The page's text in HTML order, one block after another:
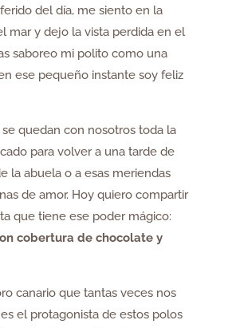
del día, me siento en la
mar y dejo la vista perdida en el
saboreo mi polito como una
ese pequeño instante soy feliz
se quedan con nosotros toda la
para volver a una tarde de
la abuela o a esas meriendas
de amor. Hoy quiero compartir
que tiene ese poder mágico:
cobertura de chocolate y
canario que tantas veces nos
el protagonista de estos polos